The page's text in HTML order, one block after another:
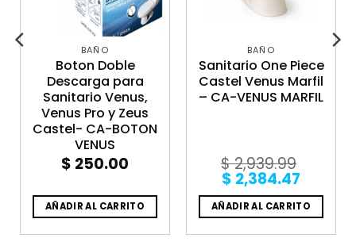
BAÑO
Boton Doble
Descarga para
Sanitario Venus,
Venus Pro y Zeus
Castel- CA-BOTON
VENUS
$ 250.00
AÑADIR AL CARRITO
BAÑO
Sanitario One Piece
Castel Venus Marfil
– CA-VENUS MARFIL
$2,939.99
Original
price
was:
$ 2,939.99.
$ 2,384.47
price
is:
$
AÑADIR AL CARRITO